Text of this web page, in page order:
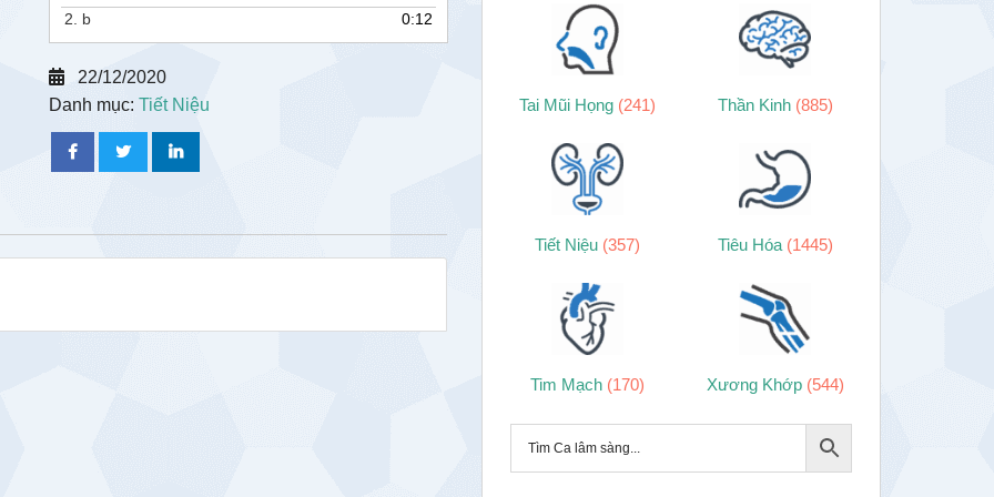
2. b 0:12
22/12/2020
Danh mục: Tiết Niệu Tai Mũi Họng (241) Thần Kinh (885)
Tiết Niệu (357) Tiêu Hóa (1445)
Tim Mạch (170) Xương Khớp (544)